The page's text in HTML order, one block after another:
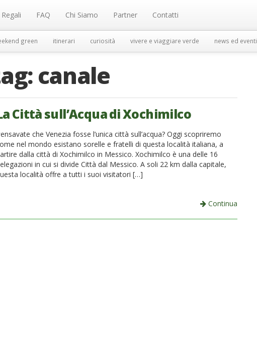
Regali FAQ Chi Siamo Partner Contatti
green itinerari curiosità vivere e viaggiare verde news ed eventi
canale
Città sull’Acqua di Xochimilco
che Venezia fosse l’unica città sull’acqua? Oggi scopriremo
nel mondo esistano sorelle e fratelli di questa località italiana, a
dalla città di Xochimilco in Messico. Xochimilco è una delle 16
in cui si divide Città dal Messico. A soli 22 km dalla capitale,
località offre a tutti i suoi visitatori […]
Continua